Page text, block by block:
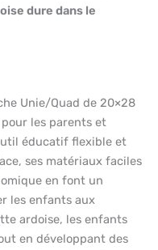
dure dans le
Unie/Quad de 20×28
les parents et
éducatif flexible et
ses matériaux faciles
en font un
les enfants aux
ardoise, les enfants
en développant des